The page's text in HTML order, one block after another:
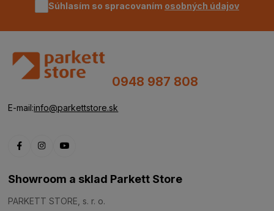
Súhlasím so spracovaním osobných údajov
0948 987 808
E-mail:info@parkettstore.sk
Showroom a sklad Parkett Store
PARKETT STORE, s. r. o.